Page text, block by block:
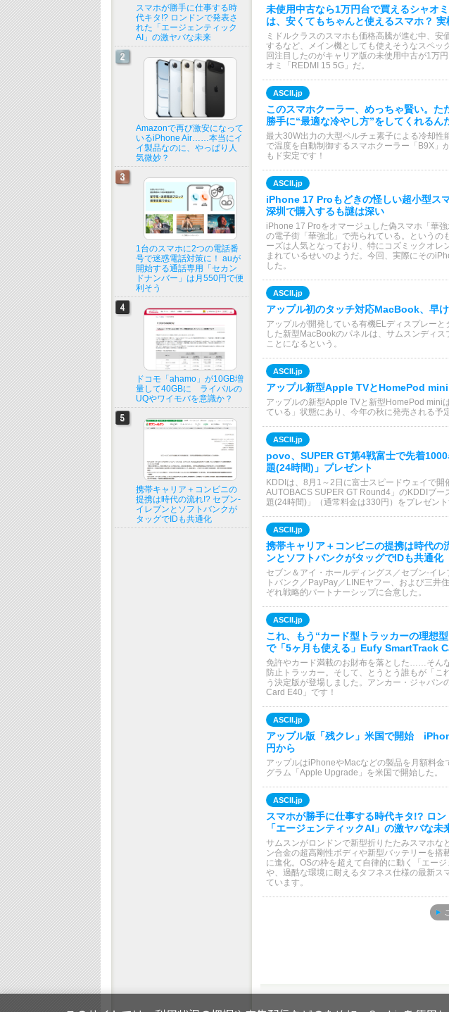
未使用中古なら1万円台で買えるシャオ
は、安くてもちゃんと使えるスマホ？ 実
ミドルクラスのスマホも価格高騰が進む中、安
するなど、メイン機としても使えそうなスペッ
回注目したのがキャリア版の未使用中古が1万
オミ「REDMI 15 5G」だ。
ASCII.jp
このスマホクーラー、めっちゃ賢い。た
勝手に“最適な冷やし方”をしてくれるん
最大30W出力の大型ペルチェ素子による冷却性
で温度を自動制御するスマホクーラー「B9X」
もド安定です！
ASCII.jp
iPhone 17 Proもどきの怪しい超小型ス
深圳で購入するも謎は深い
iPhone 17 Proをオマージュした偽スマホ「華
の電子街「華強北」で売られている。というの
ーズは人気となっており、特にコズミックオレ
まれているせいのようだ。今回、実際にその
した。
ASCII.jp
アップル初のタッチ対応MacBook、早
アップルが開発している有機ELディスプレー
した新型MacBookのパネルは、サムスンディ
ことになるという。
ASCII.jp
アップル新型Apple TVとHomePod mini
アップルの新型Apple TVと新型HomePod mini
ている」状態にあり、今年の秋に発売される予
ASCII.jp
povo、SUPER GT第4戦富士で先着
題(24時間)」プレゼント
KDDIは、8月1～2日に富士スピードウェイで開
AUTOBACS SUPER GT Round4」のKDDIブー
題(24時間)」（通常料金は330円）をプレゼント
ASCII.jp
携帯キャリア＋コンビニの提携は時代の
ンとソフトバンクがタッグでIDも共通化
セブン＆アイ・ホールディングス／セブン-イ
トバンク／PayPay／LINEヤフー、および三井
ぞれ戦略的パートナーシップに合意した。
ASCII.jp
これ、もう“カード型トラッカーの理想
で「5ヶ月も使える」Eufy SmartTrack
免許やカード満載のお財布を落とした……そん
防止トラッカー。そして、とうとう誰もが「こ
う決定版が登場しました。アンカー・ジャパン
Card E40」です！
ASCII.jp
アップル版「残クレ」米国で開始
円から
アップルはiPhoneやMacなどの製品を月額料金
グラム「Apple Upgrade」を米国で開始した。
ASCII.jp
スマホが勝手に仕事する時代キタ!? ロ
「エージェンティックAI」の激ヤバな未
サムスンがロンドンで新型折りたたみスマホな
ン合金の超高剛性ボディや新型バッテリーを搭
に進化。OSの枠を超えて自律的に動く「エー
や、過酷な環境に耐えるタフネス仕様の最新ス
ています。
スマホが勝手に仕事する時
代キタ!? ロンドンで発表さ
れた「エージェンティック
AI」の激ヤバな未来
Amazonで再び激安になって
いるiPhone Air……本当にイ
イ製品なのに、やっぱり人
気微妙？
1台のスマホに2つの電話番
号で迷惑電話対策に！ auが
開始する通話専用「セカン
ドナンバー」は月550円で便
利そう
ドコモ「ahamo」が10GB増
量して40GBに ライバルの
UQやワイモバを意識か？
携帯キャリア＋コンビニの
提携は時代の流れ!? セブン-
イレブンとソフトバンクが
タッグでIDも共通化